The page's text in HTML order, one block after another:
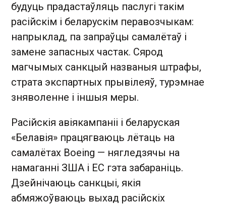
будуць прадастаўляць паслугі такім
расійскім і беларускім перавозчыкам:
напрыклад, па запраўцы самалётаў і
замене запасных частак. Сярод
магчымых санкцый названыя штрафы,
страта экспартных прывілеяў, турэмнае
зняволенне і іншыя меры.
Расійскія авіякампаніі і беларуская
«Белавія» працягваюць лётаць на
самалётах Boeing — нягледзячы на
намаганні ЗША і ЕС гэта забараніць.
Дзейнічаюць санкцыі, якія
абмяжоўваюць выхад расійскіх